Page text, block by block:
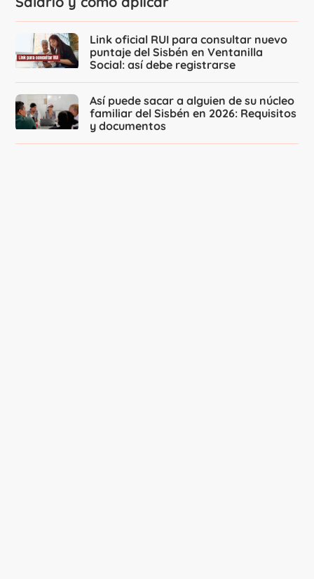
Link oficial RUI para consultar nuevo
puntaje del Sisbén en Ventanilla
Social: así debe registrarse
Así puede sacar a alguien de su núcleo
familiar del Sisbén en 2026: Requisitos
y documentos